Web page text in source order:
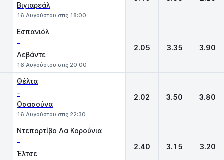
Βιγιαρεάλ
16 Αυγούστου στις 18:00
Εσπανιόλ
-
Λεβάντε
16 Αυγούστου στις 20:00
2.05 3.35 3.90
Θέλτα
-
Οσασούνα
16 Αυγούστου στις 22:30
2.02 3.50 3.80
Ντεπορτίβο Λα Κορούνια
-
Έλτσε
2.40 3.15 3.20